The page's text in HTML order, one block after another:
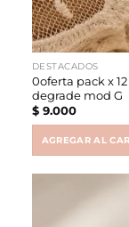
DESTACADOS
0oferta pack x
degrade mod G
$9.000
AGREGAR AL